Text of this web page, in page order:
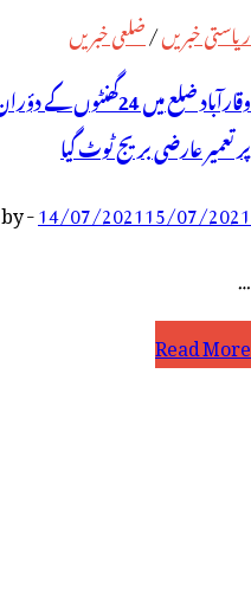
ریاستی خبریں/ضلعی خبریں
پر تعمیر عارضی بریج ٹوٹ گیا
14/07/202115/07/2021
-
by
…
وقارآباد
Read More